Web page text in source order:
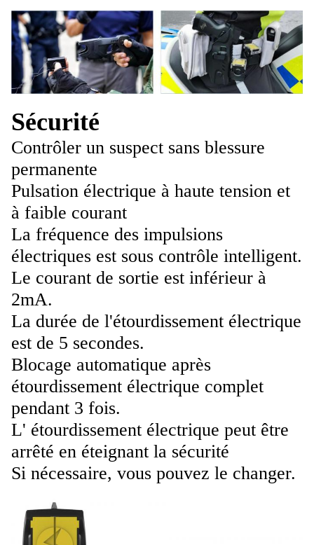
Sécurité
Contrôler un suspect sans blessure
permanente
Pulsation électrique à haute tension et
à faible courant
La fréquence des impulsions
électriques est sous contrôle intelligent.
Le courant de sortie est inférieur à
2mA.
La durée de l'étourdissement électrique
est de 5 secondes.
Blocage automatique après
étourdissement électrique complet
pendant 3 fois.
L' étourdissement électrique peut être
arrêté en éteignant la sécurité
Si nécessaire, vous pouvez le changer.